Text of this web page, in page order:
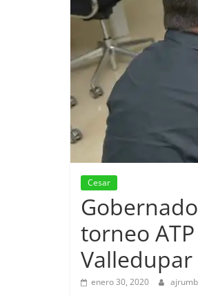
Cesar
torneo
Valledupar
enero 30, 2020